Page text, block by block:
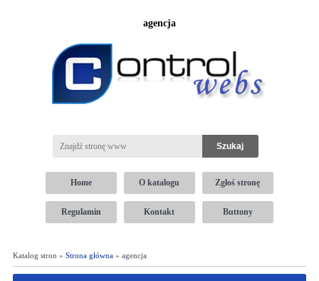
agencja
Home O katalogu Zgłoś stronę
Regulamin Kontakt Buttony
Katalog stron » Strona główna» agencja